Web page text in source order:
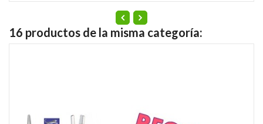
16 productos de la misma categoría: